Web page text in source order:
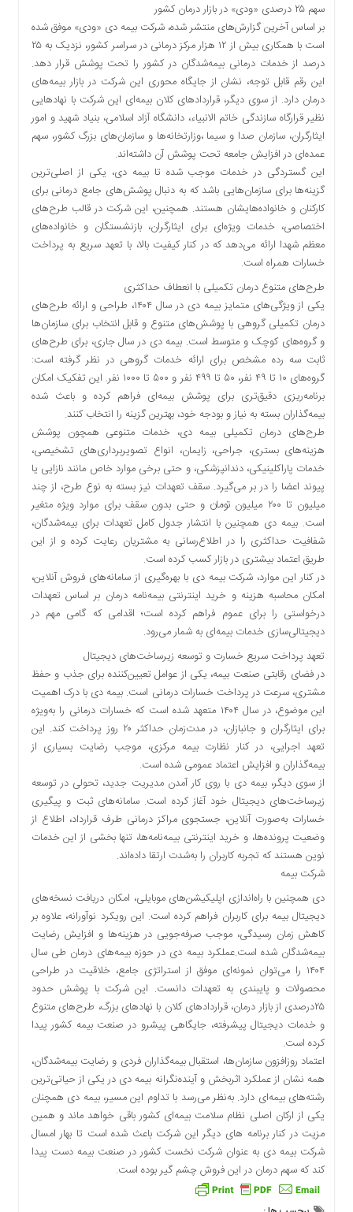
رسید
اخبار
سایت
اجتماعی
اقتصادی
فرهنگ
بین
یادداشت
چند
رسانه
یادداشت
سهم ۲۵ درصدی «ودی» در بازار درمان کشور
بر اساس آخرین گزارش‌های منتشر شده، شرکت بیمه دی «ودی» موفق شده
است با همکاری بیش از ۱۲ هزار مرکز درمانی در سراسر کشور، نزدیک به ۲۵
درصد از خدمات درمانی بیمه‌شدگان در کشور را تحت پوشش قرار دهد.
این رقم قابل توجه، نشان از جایگاه محوری این شرکت در بازار بیمه‌های
درمان دارد. از سوی دیگر، قراردادهای کلان بیمه‌ای این شرکت با نهادهایی
نظیر قرارگاه سازندگی خاتم الانبیاء، دانشگاه آزاد اسلامی، بنیاد شهید و امور
ایثارگران، سازمان صدا و سیما ،وزارتخانه‌ها و سازمان‌های بزرگ کشور، سهم
عمده‌ای در افزایش جامعه تحت پوشش آن داشته‌اند.
این گستردگی در خدمات موجب شده تا بیمه دی، یکی از اصلی‌ترین
گزینه‌ها برای سازمان‌هایی باشد که به دنبال پوشش‌های جامع درمانی برای
کارکنان و خانواده‌هایشان هستند. همچنین، این شرکت در قالب طرح‌های
اختصاصی، خدمات ویژه‌ای برای ایثارگران، بازنشستگان و خانواده‌های
معظم شهدا ارائه می‌دهد که در کنار کیفیت بالا، با تعهد سریع به پرداخت
خسارات همراه است.
طرح‌های متنوع درمان تکمیلی با انعطاف حداکثری
یکی از ویژگی‌های متمایز بیمه دی در سال ۱۴۰۴، طراحی و ارائه طرح‌های
درمان تکمیلی گروهی با پوشش‌های متنوع و قابل انتخاب برای سازمان‌ها
و گروه‌های کوچک و متوسط است. بیمه دی در سال جاری، برای طرح‌های
ثابت سه رده مشخص برای ارائه خدمات گروهی در نظر گرفته است:
گروه‌های ۱۰ تا ۴۹ نفر، ۵۰ تا ۴۹۹ نفر و ۵۰۰ تا ۱۰۰۰ نفر. این تفکیک امکان
برنامه‌ریزی دقیق‌تری برای پوشش بیمه‌ای فراهم کرده و باعث شده
بیمه‌گذاران بسته به نیاز و بودجه خود، بهترین گزینه را انتخاب کنند.
طرح‌های درمان تکمیلی بیمه دی، خدمات متنوعی همچون پوشش
هزینه‌های بستری، جراحی، زایمان، انواع تصویربرداری‌های تشخیصی،
خدمات پاراکلینیکی، دندانپزشکی، و حتی برخی موارد خاص مانند نازایی یا
پیوند اعضا را در بر می‌گیرد. سقف تعهدات نیز بسته به نوع طرح، از چند
میلیون تا ۲۰۰ میلیون تومان و حتی بدون سقف برای موارد ویژه متغیر
است. بیمه دی همچنین با انتشار جدول کامل تعهدات برای بیمه‌شدگان،
شفافیت حداکثری را در اطلاع‌رسانی به مشتریان رعایت کرده و از این
طریق اعتماد بیشتری در بازار کسب کرده است.
در کنار این موارد، شرکت بیمه دی با بهره‌گیری از سامانه‌های فروش آنلاین،
امکان محاسبه هزینه و خرید اینترنتی بیمه‌نامه درمان بر اساس تعهدات
درخواستی را برای عموم فراهم کرده است؛ اقدامی که گامی مهم در
دیجیتالی‌سازی خدمات بیمه‌ای به شمار می‌رود.
تعهد پرداخت سریع خسارت و توسعه زیرساخت‌های دیجیتال
در فضای رقابتی صنعت بیمه، یکی از عوامل تعیین‌کننده برای جذب و حفظ
مشتری، سرعت در پرداخت خسارات درمانی است. بیمه دی با درک اهمیت
این موضوع، در سال ۱۴۰۴ متعهد شده است که خسارات درمانی را به‌ویژه
برای ایثارگران و جانبازان، در مدت‌زمان حداکثر ۲۰ روز پرداخت کند. این
تعهد اجرایی، در کنار نظارت بیمه مرکزی، موجب رضایت بسیاری از
بیمه‌گذاران و افزایش اعتماد عمومی شده است.
از سوی دیگر، بیمه دی با روی کار آمدن مدیریت جدید، تحولی در توسعه
زیرساخت‌های دیجیتال خود آغاز کرده است. سامانه‌های ثبت و پیگیری
خسارات به‌صورت آنلاین، جستجوی مراکز درمانی طرف قرارداد، اطلاع از
وضعیت پرونده‌ها، و خرید اینترنتی بیمه‌نامه‌ها، تنها بخشی از این خدمات
نوین هستند که تجربه کاربران را به‌شدت ارتقا داده‌اند.
شرکت بیمه
دی همچنین با راه‌اندازی اپلیکیشن‌های موبایلی، امکان دریافت نسخه‌های
دیجیتال بیمه‌ برای کاربران فراهم کرده است. این رویکرد نوآورانه، علاوه بر
کاهش زمان رسیدگی، موجب صرفه‌جویی در هزینه‌ها و افزایش رضایت
بیمه‌شدگان شده است.عملکرد بیمه دی در حوزه بیمه‌های درمان طی سال
۱۴۰۴ را می‌توان نمونه‌ای موفق از استراتژی جامع، خلاقیت در طراحی
محصولات و پایبندی به تعهدات دانست. این شرکت با پوشش حدود
۲۵درصدی از بازار درمان، قراردادهای کلان با نهادهای بزرگ، طرح‌های متنوع
و خدمات دیجیتال پیشرفته، جایگاهی پیشرو در صنعت بیمه کشور پیدا
کرده است.
اعتماد روزافزون سازمان‌ها، استقبال بیمه‌گذاران فردی و رضایت بیمه‌شدگان،
همه نشان از عملکرد اثربخش و آینده‌نگرانه بیمه دی در یکی از حیاتی‌ترین
رشته‌های بیمه‌ای دارد. به‌نظر می‌رسد با تداوم این مسیر، بیمه دی همچنان
یکی از ارکان اصلی نظام سلامت بیمه‌ای کشور باقی خواهد ماند و همین
مزیت در کنار برنامه های دیگر این شرکت باعث شده است تا بهار امسال
شرکت بیمه دی به عنوان شرکت نخست کشور در صنعت بیمه دست پیدا
کند که سهم درمان در این فروش چشم گیر بوده است.